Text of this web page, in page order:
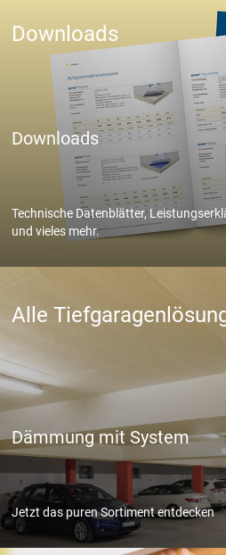
Downloads
Downloads
Technische Datenblätter,
und vieles mehr.
Alle
Dämmung mit System
Jetzt das puren Sortiment entdecken
helfen dabei, unsere Website
auf sichere Bereiche unserer
Cookie Informationen anzeigen
External Content
Includes resources that make
website. Such as YouTube,
Marketing und Statistik Cookies
anonymes Tracking zu aktivieren.
anonymisierte Daten an eventuelle
Cookie Informationen anzeigen